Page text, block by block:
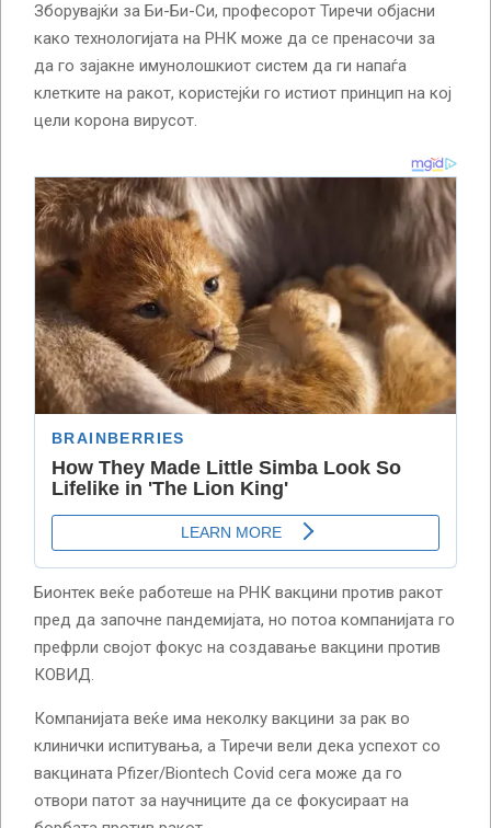
Зборувајќи за Би-Би-Си, професорот Тиречи објасни
како технологијата на РНК може да се пренасочи за
да го зајакне имунолошкиот систем да ги напаѓа
клетките на ракот, користејќи го истиот принцип на кој
цели корона вирусот.
Бионтек веќе работеше на РНК вакцини против ракот
пред да започне пандемијата, но потоа компанијата го
префрли својот фокус на создавање вакцини против
КОВИД.
Компанијата веќе има неколку вакцини за рак во
клинички испитувања, а Тиречи вели дека успехот со
вакцината Pfizer/Biontech Covid сега може да го
отвори патот за научниците да се фокусираат на